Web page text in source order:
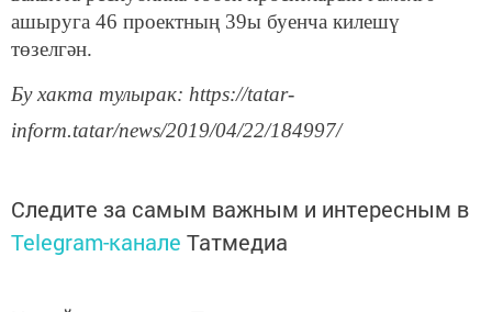
ашыруга 46 проектның 39ы буенча килешү
төзелгән.
Бу хакта тулырак: https://tatar-
inform.tatar/news/2019/04/22/184997/
Следите за самым важным и интересным в
Telegram-канале Татмедиа